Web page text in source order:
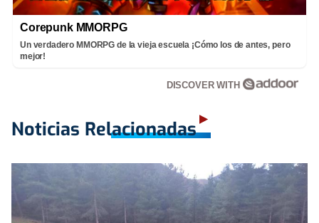
Corepunk MMORPG
Un verdadero MMORPG de la vieja escuela ¡Cómo los de antes, pero
mejor!
DISCOVER WITH
Noticias Relacionadas